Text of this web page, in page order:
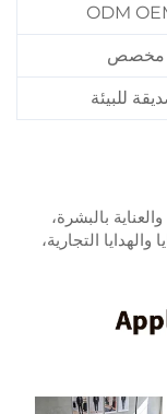
مخصص
للبيئة
بالبشرة،
التجارية،